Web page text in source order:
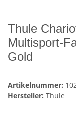
Thule
Multisport-
Gold
Artikelnummer:
Hersteller: Thule